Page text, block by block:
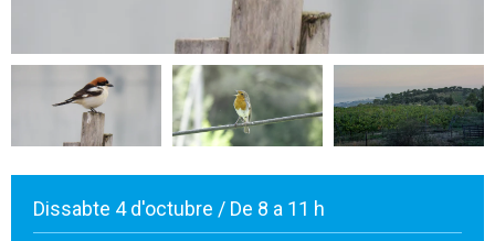
Dissabte 4 d'octubre / De 8 a 11 h